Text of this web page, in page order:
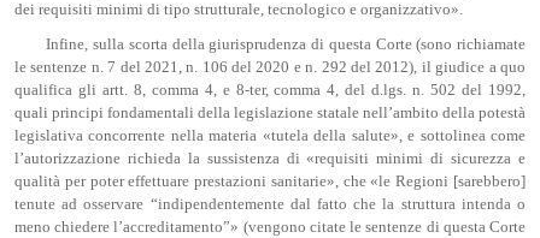
dei requisiti minimi di tipo strutturale, tecnologico e organizzativo».
Infine, sulla scorta della giurisprudenza di questa Corte (sono richiamate
le sentenze n. 7 del 2021, n. 106 del 2020 e n. 292 del 2012), il giudice a quo
qualifica gli artt. 8, comma 4, e 8-ter, comma 4, del d.lgs. n. 502 del 1992,
quali principi fondamentali della legislazione statale nell’ambito della potestà
legislativa concorrente nella materia «tutela della salute», e sottolinea come
l’autorizzazione richieda la sussistenza di «requisiti minimi di sicurezza e
qualità per poter effettuare prestazioni sanitarie», che «le Regioni [sarebbero]
tenute ad osservare “indipendentemente dal fatto che la struttura intenda o
meno chiedere l’accreditamento”» (vengono citate le sentenze di questa Corte